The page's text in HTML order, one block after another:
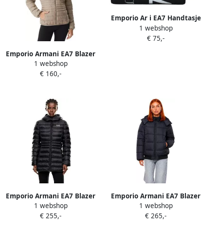
Emporio Armani EA7 Blazer
8NTB23 TNF8Z
1 webshop
€ 160,-
Emporio Ar i EA7 Handtasje
2450763R910
1 webshop
€ 75,-
Emporio Armani EA7 Blazer
7W000685 AF12475
1 webshop
€ 255,-
Emporio Armani EA7 Blazer
7W001496 AF26297
1 webshop
€ 265,-